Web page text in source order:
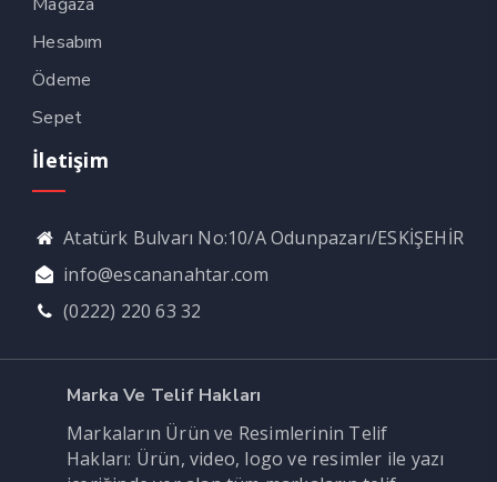
Hesabım
Ödeme
Sepet
İletişim
Atatürk Bulvarı No:10/A Odunpazarı/ESKİŞEHİR
info@escananahtar.com
(0222) 220 63 32
Marka Ve Telif Hakları
Markaların Ürün ve Resimlerinin Telif
Hakları: Ürün, video, logo ve resimler ile yazı